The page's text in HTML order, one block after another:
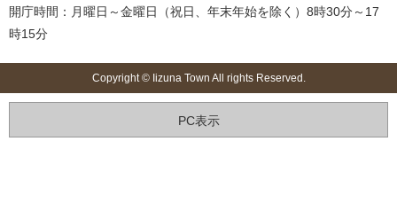
開庁時間：月曜日～金曜日（祝日、年末年始を除く）8時30分～17
時15分
Copyright © Iizuna Town All rights Reserved.
PC表示